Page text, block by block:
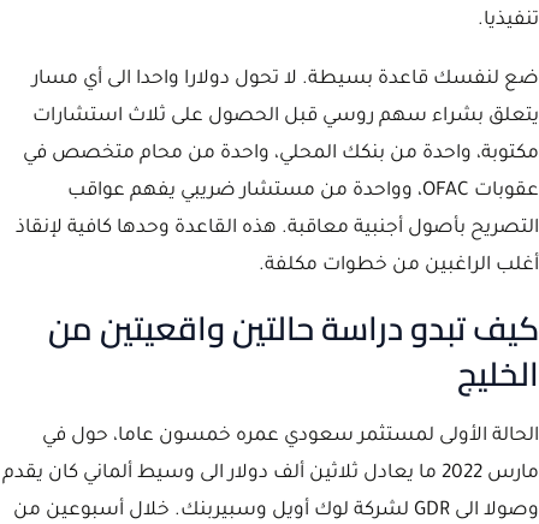
تنفيذيا.
ضع لنفسك قاعدة بسيطة. لا تحول دولارا واحدا الى أي مسار
يتعلق بشراء سهم روسي قبل الحصول على ثلاث استشارات
مكتوبة، واحدة من بنكك المحلي، واحدة من محام متخصص في
عقوبات OFAC، وواحدة من مستشار ضريبي يفهم عواقب
التصريح بأصول أجنبية معاقبة. هذه القاعدة وحدها كافية لإنقاذ
أغلب الراغبين من خطوات مكلفة.
كيف تبدو دراسة حالتين واقعيتين من
الخليج
الحالة الأولى لمستثمر سعودي عمره خمسون عاما، حول في
مارس 2022 ما يعادل ثلاثين ألف دولار الى وسيط ألماني كان يقدم
وصولا الى GDR لشركة لوك أويل وسبيربنك. خلال أسبوعين من